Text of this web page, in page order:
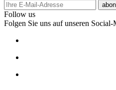
Follow us
Folgen Sie uns auf unseren